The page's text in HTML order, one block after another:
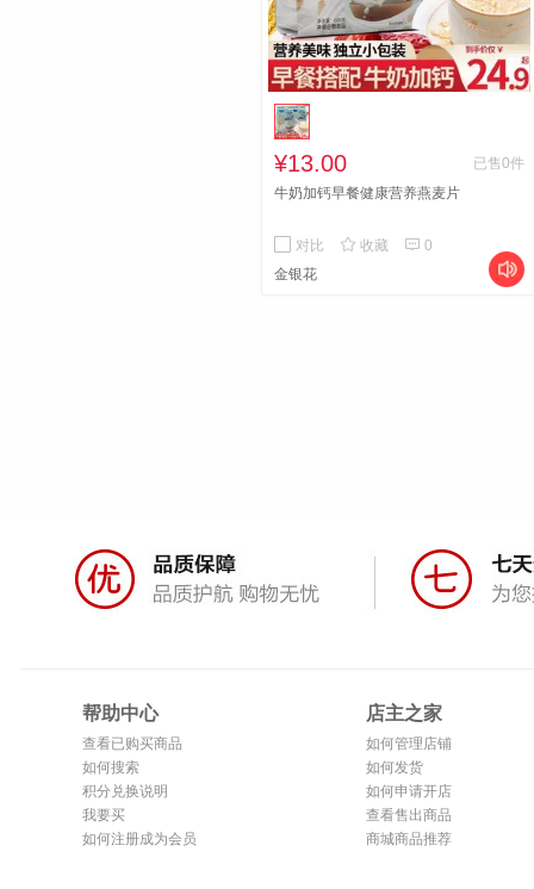
¥13.00
已售0件
牛奶加钙早餐健康营养燕麦片
对比  收藏  0
金银花

帮助中心
查看已购买商品
如何搜索
积分兑换说明
我要买
如何注册成为会员
店主之家
如何管理店铺
如何发货
如何申请开店
查看售出商品
商城商品推荐